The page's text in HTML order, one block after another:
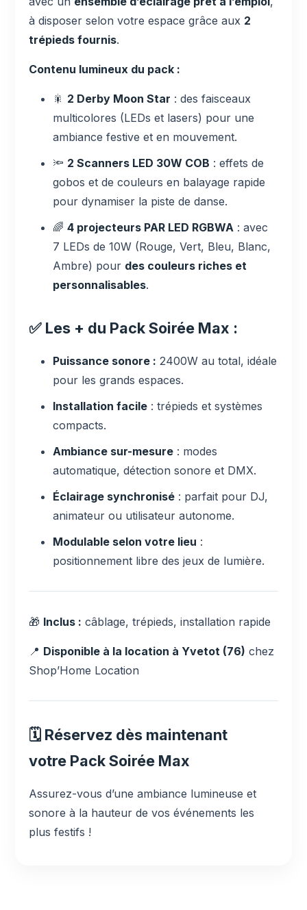
à disposer selon votre espace grâce aux 2
trépieds fournis.
Contenu lumineux du pack :
🎇 2 Derby Moon Star : des faisceaux
multicolores (LEDs et lasers) pour une
ambiance festive et en mouvement.
🔦 2 Scanners LED 30W COB : effets de
gobos et de couleurs en balayage rapide
pour dynamiser la piste de danse.
🌈4 projecteurs PAR LED RGBWA : avec
7 LEDs de 10W (Rouge, Vert, Bleu, Blanc,
Ambre) pour des couleurs riches et
personnalisables.
✅ Les + du Pack Soirée Max :
Puissance sonore : 2400W au total, idéale
pour les grands espaces.
Installation facile : trépieds et systèmes
compacts.
Ambiance sur-mesure : modes
automatique, détection sonore et DMX.
Éclairage synchronisé : parfait pour DJ,
animateur ou utilisateur autonome.
Modulable selon votre lieu :
positionnement libre des jeux de lumière.
🎁 Inclus : câblage, trépieds, installation rapide
📍 Disponible à la location à Yvetot (76) chez
Shop’Home Location
🗓 Réservez dès maintenant
votre Pack Soirée Max
Assurez-vous d’une ambiance lumineuse et
sonore à la hauteur de vos événements les
plus festifs !